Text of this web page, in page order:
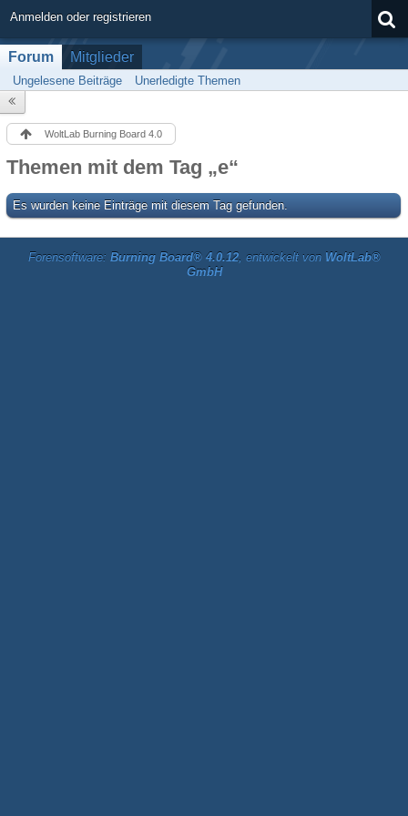
Anmelden oder registrieren
Forum Mitglieder
Ungelesene Beiträge Unerledigte Themen
WoltLab Burning Board 4.0
Themen mit dem Tag „e“
Es wurden keine Einträge mit diesem Tag gefunden.
Forensoftware: Burning Board® 4.0.12, entwickelt von WoltLab®
GmbH